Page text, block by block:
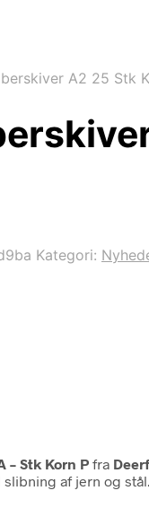
A2 25 Stk
Kategori:
– Stk Korn P fra
af jern og